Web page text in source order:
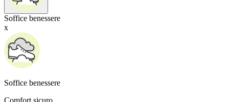
Soffice benessere
x
Soffice benessere
Comfort sicuro